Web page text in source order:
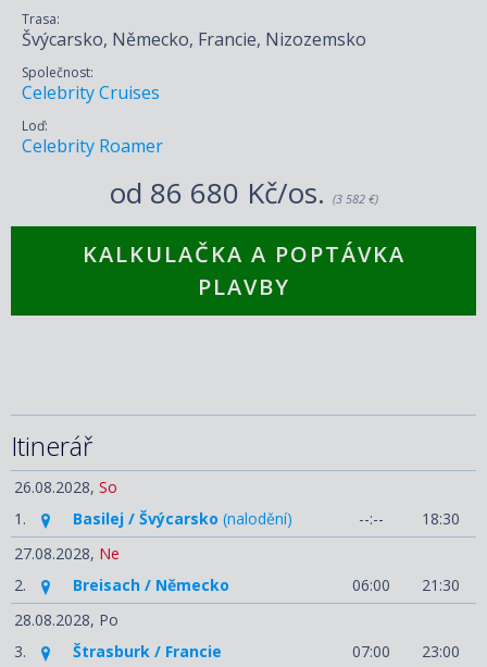
Trasa:
Švýcarsko, Německo, Francie, Nizozemsko
Společnost:
Celebrity Cruises
Loď:
Celebrity Roamer
od 86 680 Kč/os. (3 582 €)
KALKULAČKA A POPTÁVKA
PLAVBY
Itinerář
26.08.2028, So
1.
Basilej / Švýcarsko (nalodění) --:--
18:30
27.08.2028, Ne
2.
Breisach / Německo 06:00
21:30
28.08.2028, Po
3.
Štrasburk / Francie 07:00
23:00